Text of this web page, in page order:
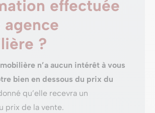
effectuée
agence
?
n’a aucun intérêt à vous
bien en dessous du prix du
qu’elle recevra un
prix de la vente.